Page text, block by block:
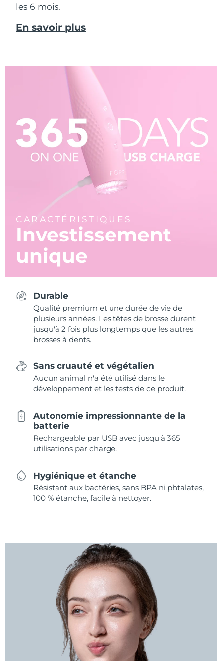
les 6 mois.
En savoir plus
CARACTÉRISTIQUES
Investissement
unique
Durable
Qualité premium et une durée de vie de
plusieurs années. Les têtes de brosse durent
jusqu'à 2 fois plus longtemps que les autres
brosses à dents.
Sans cruauté et végétalien
Aucun animal n'a été utilisé dans le
développement et les tests de ce produit.
Autonomie impressionnante de la
batterie
Rechargeable par USB avec jusqu'à 365
utilisations par charge.
Hygiénique et étanche
Résistant aux bactéries, sans BPA ni phtalates,
100 % étanche, facile à nettoyer.